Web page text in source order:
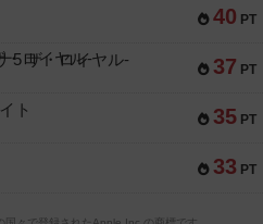
40 PT
37 PT
5 ザ・ロイヤル-
35 PT
ト
33 PT